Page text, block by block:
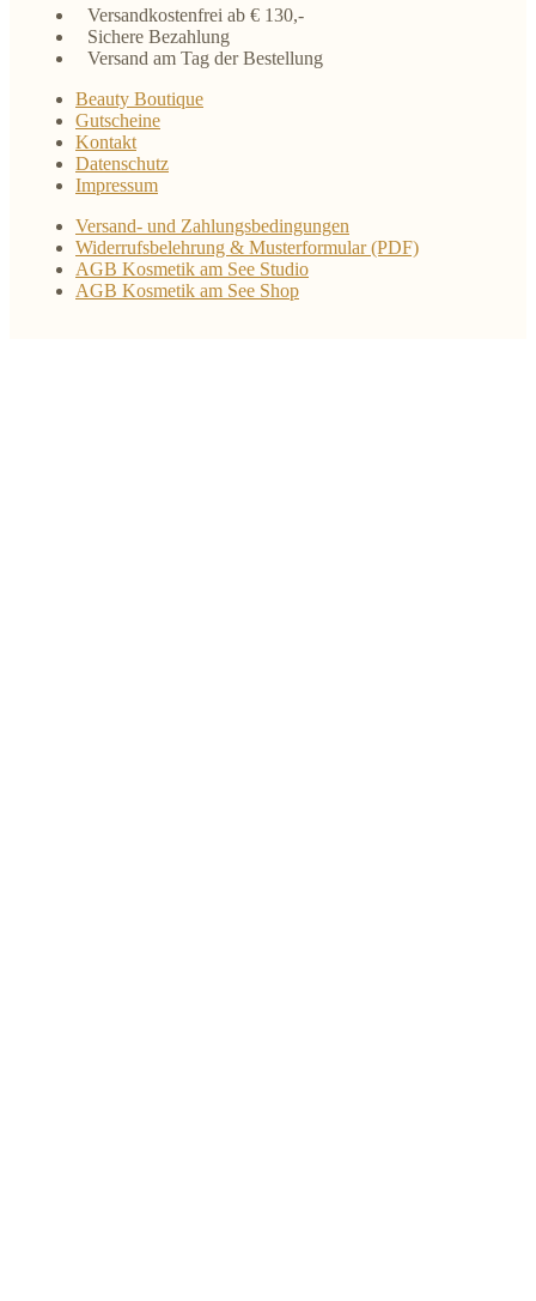
Versandkostenfrei ab € 130,-
Sichere Bezahlung
Versand am Tag der Bestellung
Beauty Boutique
Gutscheine
Kontakt
Datenschutz
Impressum
Versand- und Zahlungsbedingungen
Widerrufsbelehrung & Musterformular (PDF)
AGB Kosmetik am See Studio
AGB Kosmetik am See Shop